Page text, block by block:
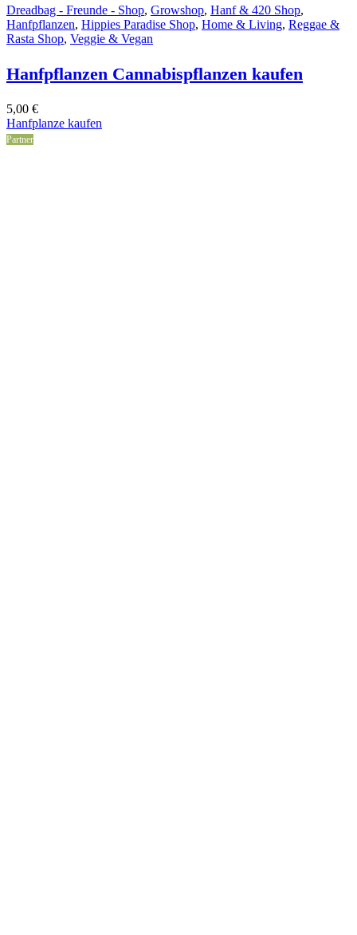
Dreadbag - Freunde - Shop, Growshop, Hanf & 420 Shop,
Hanfpflanzen, Hippies Paradise Shop, Home & Living, Reggae &
Rasta Shop, Veggie & Vegan
Hanfpflanzen Cannabispflanzen kaufen
5,00 €
Hanfplanze kaufen
Partner